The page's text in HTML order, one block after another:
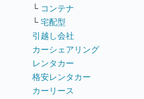
└ コンテナ
└ 宅配型
引越し会社
カーシェアリング
レンタカー
格安レンタカー
カーリース